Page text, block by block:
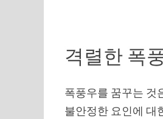
격렬한 폭
폭풍우를 꿈꾸는 것
불안정한 요인에 대